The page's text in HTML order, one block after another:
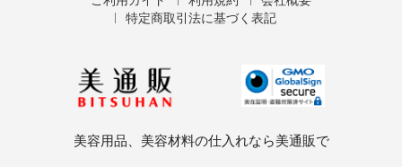
特定商取引法に基づく表記
美容用品、美容材料の仕入れなら美通販で